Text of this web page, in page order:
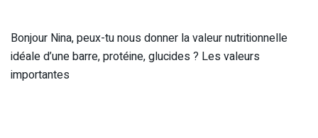
Bonjour Nina, peux-tu nous donner la valeur nutritionnelle
idéale d’une barre, protéine, glucides ? Les valeurs
importantes